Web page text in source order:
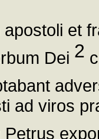
et
Dei 2
ad viros
Petrus